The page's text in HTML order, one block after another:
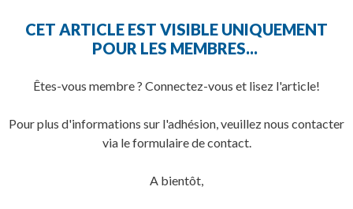
CET ARTICLE EST VISIBLE UNIQUEMENT
POUR LES MEMBRES...
Êtes-vous membre ? Connectez-vous et lisez l'article!
Pour plus d'informations sur l'adhésion, veuillez nous contacter
via le formulaire de contact.
A bientôt,